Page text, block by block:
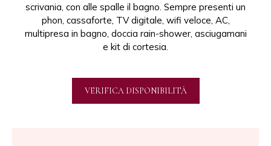
scrivania, con alle spalle il bagno. Sempre presenti un
phon, cassaforte, TV digitale, wifi veloce, AC,
multipresa in bagno, doccia rain-shower, asciugamani
e kit di cortesia.
VERIFICA DISPONIBILITÀ